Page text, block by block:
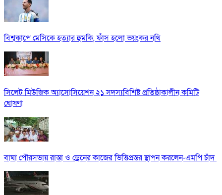
বিশ্বকাপে মেসিকে হত্যার হুমকি, ফাঁস হলো ভয়ংকর নথি
সিলেট মিউজিক অ্যাসোসিয়েশন ২১ সদস্যবিশিষ্ট প্রতিষ্ঠাকালীন কমিটি
ঘোষণা
বাঘা পৌরসভায় রাস্তা ও ড্রেনের কাজের ভিত্তিপ্রস্তর স্থাপন করলেন-এমপি চাঁদ